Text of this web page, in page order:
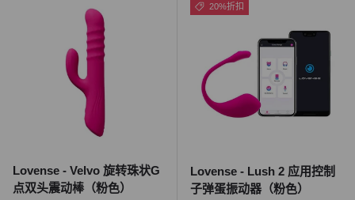
Lovense - Velvo 旋转珠状G
点双头震动棒（粉色）
20%折扣
Lovense - Lush 2 应用控制
子弹蛋振动器（粉色）